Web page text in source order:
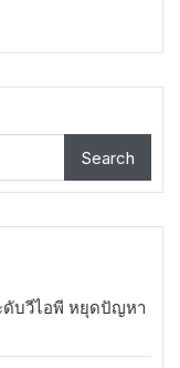
Search
ดับวีไอพี หยุดปัญหา